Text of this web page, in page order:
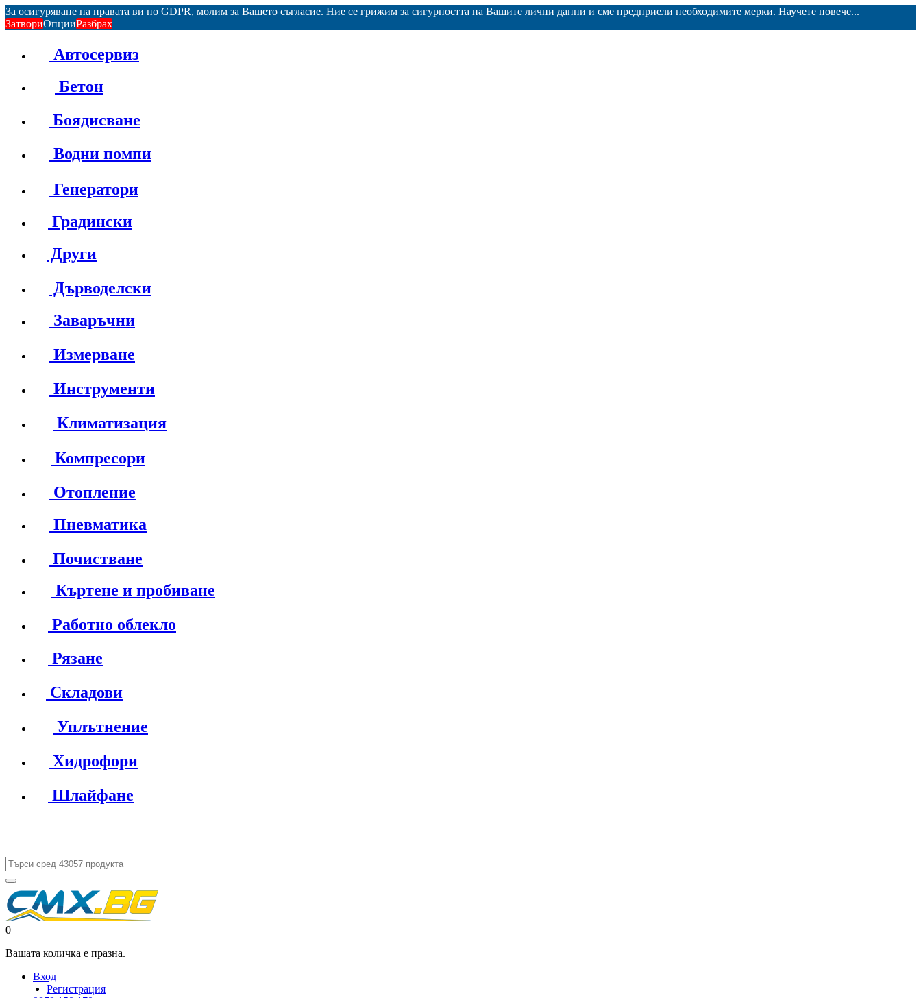
За осигуряване на правата ви по GDPR, молим за Вашето съгласие. Ние се грижим за сигурността на Вашите лични данни и сме предприели необходимите мерки. Научете повече...
ЗатвориОпцииРазбрах
Автосервиз
Бетон
Боядисване
Водни помпи
Генератори
Градински
Други
Дърводелски
Заваръчни
Измерване
Инструменти
Климатизация
Компресори
Отопление
Пневматика
Почистване
Къртене и пробиване
Работно облекло
Рязане
Складови
Уплътнение
Хидрофори
Шлайфане
0
Вашата количка е празна.
Вход
Регистрация